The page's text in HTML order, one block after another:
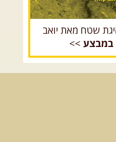
שטח מאת יואב
במבצע >>